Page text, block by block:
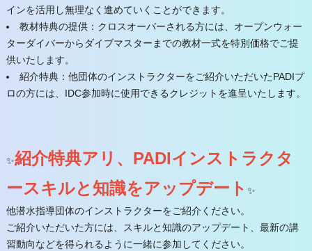
インを活用し無理なく進めていくことができます。
教材特典の提供：​クロスオーバーされる方には、オープンウォー
ターダイバーからダイブマスターまでの教材一式を特別価格でご提
供いたします。​
紹介特典：​他団体のインストラクターをご紹介いただいたPADIプ
ロの方には、IDC参加時に使用できるクレジットを進呈いたします。​
✨紹介特典アリ、PADIインストラクタ
ースキルと知識をアップデート ✨
他潜水指導団体のインストラクターをご紹介ください。
ご紹介いただいた方には、スキルと知識のアップデート、最新の講
習動向などを得られるように一緒に参加してください。